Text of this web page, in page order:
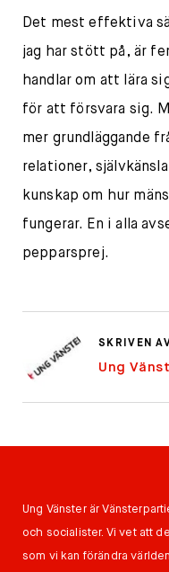
Det mest effektiva
jag har stött på, är
handlar om att lära
för att försvara sig.
mer grundläggande
relationer,
kunskap om hur
fungerar. En i alla
pepparsprej.
SKRIVEN AV
Ung
Ung Vänster är
och socialister. Vi vet att
som vi kan förändra